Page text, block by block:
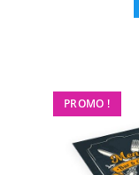
PROMO !